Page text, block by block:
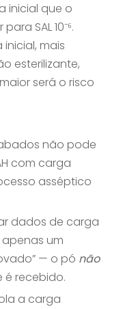
inicial que o
SAL 10⁻⁶.
mais
esterilizante,
será o risco
não pode
com carga
asséptico
dados de carga
um
— o pó não
é recebido.
a carga